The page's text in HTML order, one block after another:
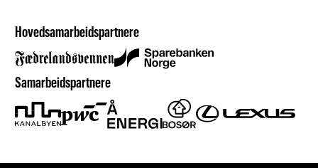
Hovedsamarbeidspartnere
Samarbeidspartnere